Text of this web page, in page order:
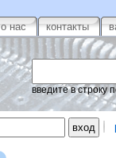
о нас контакты
введите в строку